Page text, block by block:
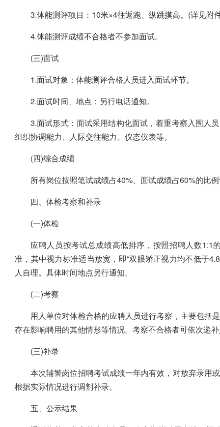
3.体能测评项目：10米×4往返跑、纵跳摸高。(详见附
4.体能测评成绩不合格者不参加面试。
(三)面试
1.面试对象：体能测评合格人员进入面试环节。
2.面试时间、地点：另行电话通知。
3.面试形式：面试采用结构化面试，着重考察入围人
组织协调能力、人际交往能力、仪态仪表等。
(四)综合成绩
所有岗位按照笔试成绩占40%、面试成绩占60%的比
四、体检考察和补录
(一)体检
应聘人员按考试总成绩高低排序，按照招聘人数1:1
准，其中视力标准适当放宽，即“双眼矫正视力均不低于
人自理。具体时间地点另行通知。
(二)考察
用人单位对体检合格的应聘人员进行考察，主要包括
存在影响聘用的其他情形等情况。考察不合格者可依次递
(三)补录
本次辅警岗位招聘考试成绩一年内有效，对放弃录用
根据实际情况进行调剂补录。
五、公示结果